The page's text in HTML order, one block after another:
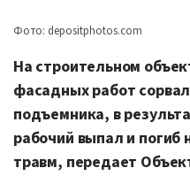
Фото: depositphotos.com
На строительном
фасадных работ
подъемника, в
рабочий выпал и погиб
травм, передает